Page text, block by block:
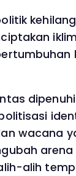
wacana
arena
alih